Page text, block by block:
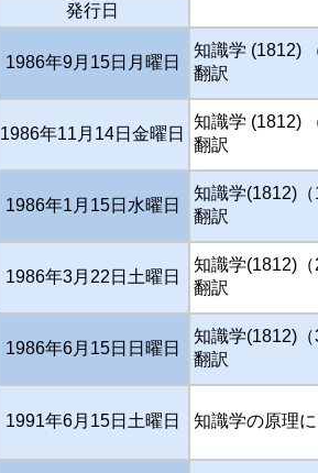
発行日
1986年9月15日月曜日
知識学 (1812)
翻訳
1986年11月14日金曜日
知識学 (1812)
翻訳
1986年1月15日水曜日
知識学(1812)
翻訳
1986年3月22日土曜日
知識学(1812)
翻訳
1986年6月15日日曜日
知識学(1812)
翻訳
1991年6月15日土曜日 知識学の原理